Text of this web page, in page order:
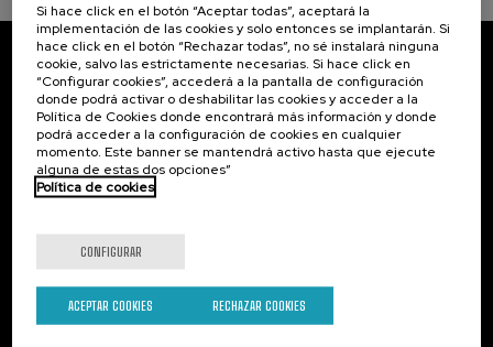
Suscríbete a nuestro boletín
Inscríbete para ser el primero/a en recibir las
novedades de UIK.
Suscribirse
Contacto
Paseo de Miraconcha, 48
20007 Donostia / San Sebastián
Si hace click en el botón “Aceptar todas”, aceptará la
implementación de las cookies y solo entonces se implantarán. Si
hace click en el botón “Rechazar todas”, no sé instalará ninguna
cookie, salvo las estrictamente necesarias. Si hace click en
“Configurar cookies”, accederá a la pantalla de configuración
donde podrá activar o deshabilitar las cookies y acceder a la
Política de Cookies donde encontrará más información y donde
podrá acceder a la configuración de cookies en cualquier
momento. Este banner se mantendrá activo hasta que ejecute
alguna de estas dos opciones”
Política de cookies
CONFIGURAR
RECHAZAR COOKIES
ACEPTAR COOKIES